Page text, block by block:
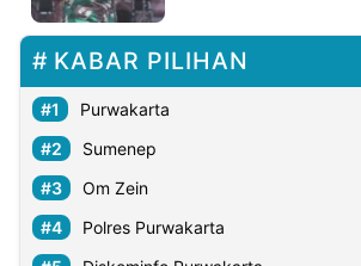
Kabarbaru
Media
HoldingKABAR PILIHAN
Purwakarta
Sumenep
Om Zein
Polres Purwakarta